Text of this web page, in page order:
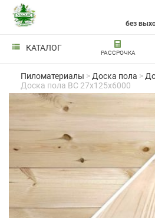
КАТАЛОГ
РАССРОЧКА
без
Пиломатериалы > Доска пола >
Доска пола BC 27x125x6000